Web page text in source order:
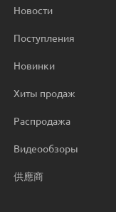
Новости
Поступления
Новинки
Хиты продаж
Распродажа
Видеообзоры
供應商